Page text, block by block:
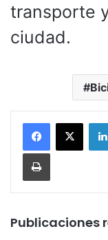
transporte
ciudad.
Imprimir
Publicaciones